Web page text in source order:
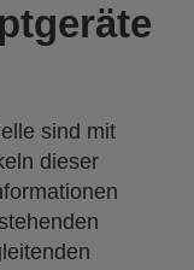
sind mit
dieser